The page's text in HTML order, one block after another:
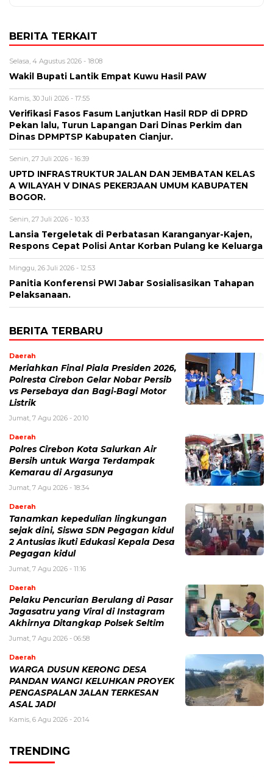
BERITA TERKAIT
Selasa, 4 Agustus 2026 - 18:08
Wakil Bupati Lantik Empat Kuwu Hasil PAW
Kamis, 30 Juli 2026 - 17:55
Verifikasi Fasos Fasum Lanjutkan Hasil RDP di DPRD
Pekan lalu, Turun Lapangan Dari Dinas Perkim dan
Dinas DPMPTSP Kabupaten Cianjur.
Senin, 27 Juli 2026 - 16:39
UPTD INFRASTRUKTUR JALAN DAN JEMBATAN KELAS
A WILAYAH V DINAS PEKERJAAN UMUM KABUPATEN
BOGOR.
Senin, 27 Juli 2026 - 10:33
Lansia Tergeletak di Perbatasan Karanganyar-Kajen,
Respons Cepat Polisi Antar Korban Pulang ke Keluarga
Minggu, 26 Juli 2026 - 12:53
Panitia Konferensi PWI Jabar Sosialisasikan Tahapan
Pelaksanaan.
BERITA TERBARU
Daerah
Meriahkan Final Piala Presiden 2026,
Polresta Cirebon Gelar Nobar Persib
vs Persebaya dan Bagi-Bagi Motor
Listrik
Jumat, 7 Agu 2026 - 20:10
Daerah
Polres Cirebon Kota Salurkan Air
Bersih untuk Warga Terdampak
Kemarau di Argasunya
Jumat, 7 Agu 2026 - 18:34
Daerah
Tanamkan kepedulian lingkungan
sejak dini, Siswa SDN Pegagan kidul
2 Antusias ikuti Edukasi Kepala Desa
Pegagan kidul
Jumat, 7 Agu 2026 - 11:16
Daerah
Pelaku Pencurian Berulang di Pasar
Jagasatru yang Viral di Instagram
Akhirnya Ditangkap Polsek Seltim
Jumat, 7 Agu 2026 - 06:58
Daerah
WARGA DUSUN KERONG DESA
PANDAN WANGI KELUHKAN PROYEK
PENGASPALAN JALAN TERKESAN
ASAL JADI
Kamis, 6 Agu 2026 - 20:14
TRENDING